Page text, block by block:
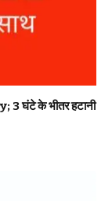
घंटे के भीतर हटानी